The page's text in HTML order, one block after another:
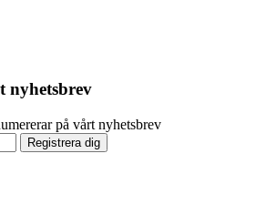
nyhetsbrev
på vårt nyhetsbrev
Registrera dig